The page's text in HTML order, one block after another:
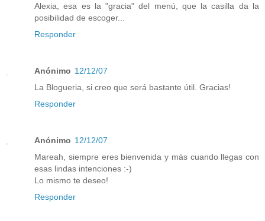
Alexia, esa es la "gracia" del menú, que la casilla da la
posibilidad de escoger...
Responder
Anónimo 12/12/07
La Blogueria, si creo que será bastante útil. Gracias!
Responder
Anónimo 12/12/07
Mareah, siempre eres bienvenida y más cuando llegas con
esas lindas intenciones :-)
Lo mismo te deseo!
Responder